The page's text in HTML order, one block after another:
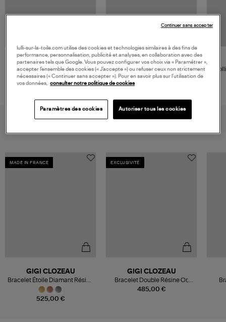
GIGI CLOZEAU
Bague Solitaire Diamant Or
VOUS AIMEREZ AUSSI
MADE IN FRANCE
525,00 €
GIGI CLOZEAU
Bracelet Étoile Diamant Résine
Or
EXCLUSIVITÉ
485,00 €
GIGI CLOZEAU
Bracelet Double Résine Or,
Exclusivité
lulli-sur-la-toile.com utilise des cookies et technologies similaires à des fins de
performance, personnalisation, publicité et analyses, en collaboration avec des
partenaires tels que Google. Vous pouvez configurer vos choix via « Paramétrer »,
accepter l’ensemble des cookies (« J’accepte ») ou refuser ceux non strictement
nécessaires (« Continuer sans accepter »). Pour en savoir plus sur l’utilisation de
vos données, consulter notre politique de cookies
Paramètres des cookies Autoriser tous les cookies
Continuer sans accepter